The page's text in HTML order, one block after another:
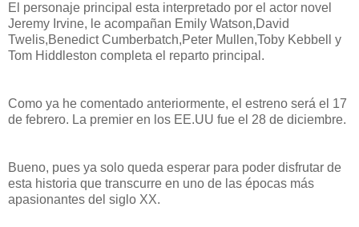
El personaje principal esta interpretado por el actor novel
Jeremy Irvine, le acompañan Emily Watson,David
Twelis,Benedict Cumberbatch,Peter Mullen,Toby Kebbell y
Tom Hiddleston completa el reparto principal.
Como ya he comentado anteriormente, el estreno será el 17
de febrero. La premier en los EE.UU fue el 28 de diciembre.
Bueno, pues ya solo queda esperar para poder disfrutar de
esta historia que transcurre en uno de las épocas más
apasionantes del siglo XX.